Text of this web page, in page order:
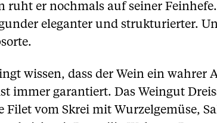
ruht er nochmals auf seiner
eleganter und strukturierter.
wissen, dass der Wein ein wahrer
immer garantiert. Das Weingut
Filet vom Skrei mit Wurzelgemüse,